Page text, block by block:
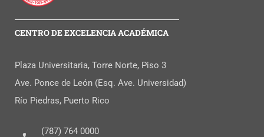
CENTRO DE EXCELENCIA ACADÉMICA
Plaza Universitaria, Torre Norte, Piso 3
Ave. Ponce de León (Esq. Ave. Universidad)
Río Piedras, Puerto Rico
(787) 764 0000